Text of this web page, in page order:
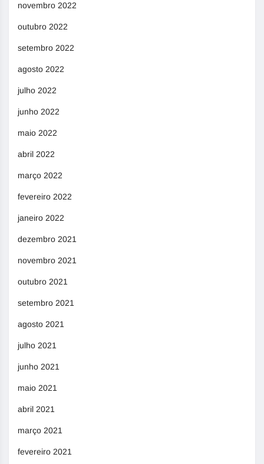
novembro 2022
outubro 2022
setembro 2022
agosto 2022
julho 2022
junho 2022
maio 2022
abril 2022
março 2022
fevereiro 2022
janeiro 2022
dezembro 2021
novembro 2021
outubro 2021
setembro 2021
agosto 2021
julho 2021
junho 2021
maio 2021
abril 2021
março 2021
fevereiro 2021